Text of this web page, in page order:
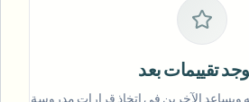
تقييمات بعد